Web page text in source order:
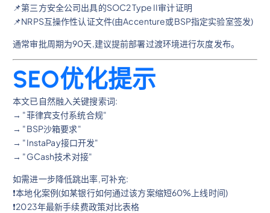
📌第三方安全公司出具的SOC2 Type II审计证明
📌NRPS互操作性认证文件(由Accenture或BSP指定实验室签发)
通常审批周期为90天,建议提前部署过渡环境进行灰度发布。
SEO优化提示
本文已自然融入关键搜索词:
→ "菲律宾支付系统合规"
→ "BSP沙箱要求"
→ "InstaPay接口开发"
→ "GCash技术对接"
如需进一步降低跳出率,可补充:
❗本地化案例(如某银行如何通过该方案缩短60%上线时间)
❗2023年最新手续费政策对比表格